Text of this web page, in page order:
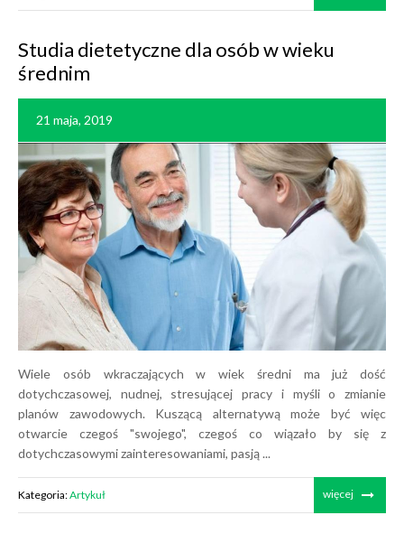
Studia dietetyczne dla osób w wieku
średnim
21 maja, 2019
Wiele osób wkraczających w wiek średni ma już dość
dotychczasowej, nudnej, stresującej pracy i myśli o zmianie
planów zawodowych. Kuszącą alternatywą może być więc
otwarcie czegoś "swojego", czegoś co wiązało by się z
dotychczasowymi zainteresowaniami, pasją ...
Kategoria:Artykuł więcej